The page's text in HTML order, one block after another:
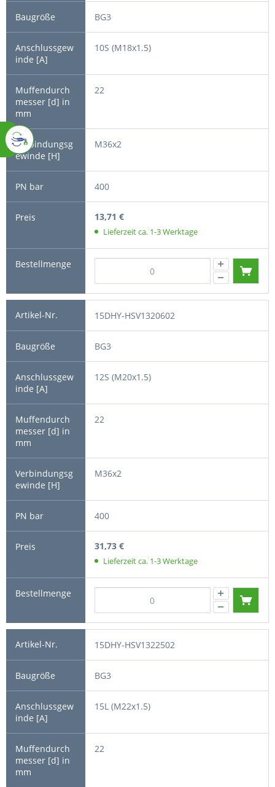
BG3
10S (M18x1.5)
22
M36x2
400
13,71 €
Lieferzeit ca. 1-3 Werktage
15DHY-HSV1320602
BG3
12S (M20x1.5)
22
M36x2
400
31,73 €
Lieferzeit ca. 1-3 Werktage
15DHY-HSV1322502
BG3
15L (M22x1.5)
22